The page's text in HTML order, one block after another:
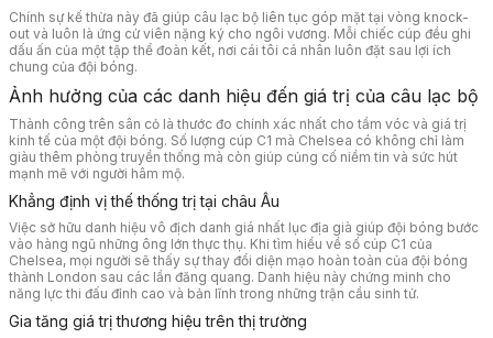
Chính sự kế thừa này đã giúp câu lạc bộ liên tục góp mặt tại vòng knock-
out và luôn là ứng cử viên nặng ký cho ngôi vương. Mỗi chiếc cúp đều ghi
dấu ấn của một tập thể đoàn kết, nơi cái tôi cá nhân luôn đặt sau lợi ích
chung của đội bóng.
Ảnh hưởng của các danh hiệu đến giá trị của câu lạc bộ
Thành công trên sân cỏ là thước đo chính xác nhất cho tầm vóc và giá trị
kinh tế của một đội bóng. Số lượng cúp C1 mà Chelsea có không chỉ làm
giàu thêm phòng truyền thống mà còn giúp củng cố niềm tin và sức hút
mạnh mẽ với người hâm mộ.
Khẳng định vị thế thống trị tại châu Âu
Việc sở hữu danh hiệu vô địch danh giá nhất lục địa già giúp đội bóng bước
vào hàng ngũ những ông lớn thực thụ. Khi tìm hiểu về số cúp C1 của
Chelsea, mọi người sẽ thấy sự thay đổi diện mạo hoàn toàn của đội bóng
thành London sau các lần đăng quang. Danh hiệu này chứng minh cho
năng lực thi đấu đỉnh cao và bản lĩnh trong những trận cầu sinh tử.
Gia tăng giá trị thương hiệu trên thị trường